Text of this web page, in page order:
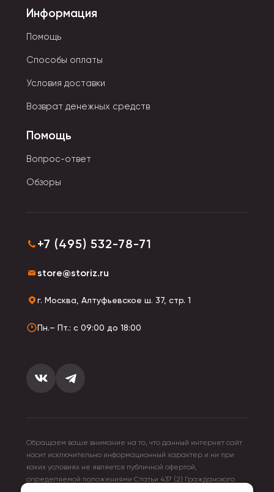
Информация
Помощь
Способы оплаты
Условия доставки
Возврат денежных средств
Помощь
Вопрос-ответ
Обзоры
+7 (495) 532-78-71
store@storiz.ru
г. Москва, Алтуфьевское ш. 37, стр. 1
Пн.– Пт.: с 09:00 до 18:00
Обращаем ваше внимание на то, что данный интернет сайт
носит исключительно информационный характер и ни при
каких условиях не является публичной офертой,
определяемой положениями Статьи 437 (2) Гражданского